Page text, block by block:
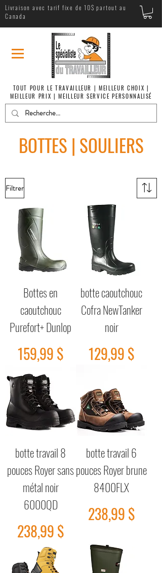
Livraison avec tarif fixe de 10$ partout au
Canada
TOUT POUR LE TRAVAILLEUR | MEILLEUR CHOIX |
MEILLEUR PRIX | MEILLEUR SERVICE PERSONNALISÉ
BOTTES | SOULIERS
Filtrer
Bottes en
caoutchouc
Purefort+ Dunlop
Prix
159,99 $
botte caoutchouc
Cofra NewTanker
noir
Prix
129,99 $
botte travail 8
pouces Royer sans
métal noir
6000QD
Prix
238,99 $
botte travail 6
pouces Royer brune
8400FLX
Prix
238,99 $